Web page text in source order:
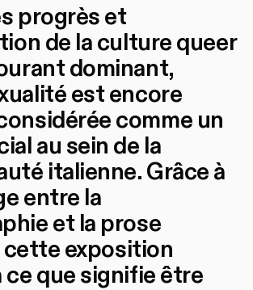
progrès et
de la culture queer
dominant,
est encore
comme un
au sein de la
italienne. Grâce à
entre la
et la prose
exposition
ce que signifie être